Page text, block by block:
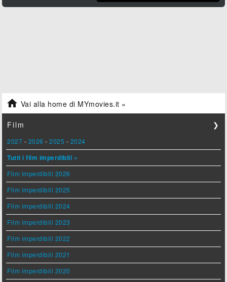
 Vai alla home di MYmovies.it »
Film ❯
2027 - 2026 -2025 - 2024
Tutti i film imperdibili »
Film imperdibili 2026
Film imperdibili 2025
Film imperdibili 2024
Film imperdibili 2023
Film imperdibili 2022
Film imperdibili 2021
Film imperdibili 2020